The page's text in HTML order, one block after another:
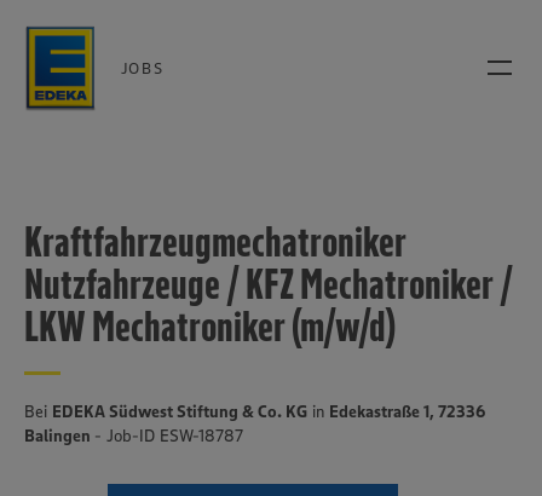
JOBS
Kraftfahrzeugmechatroniker
Nutzfahrzeuge / KFZ Mechatroniker /
LKW Mechatroniker (m/w/d)
Bei EDEKA Südwest Stiftung & Co. KG in Edekastraße 1, 72336
Balingen - Job-ID ESW-18787